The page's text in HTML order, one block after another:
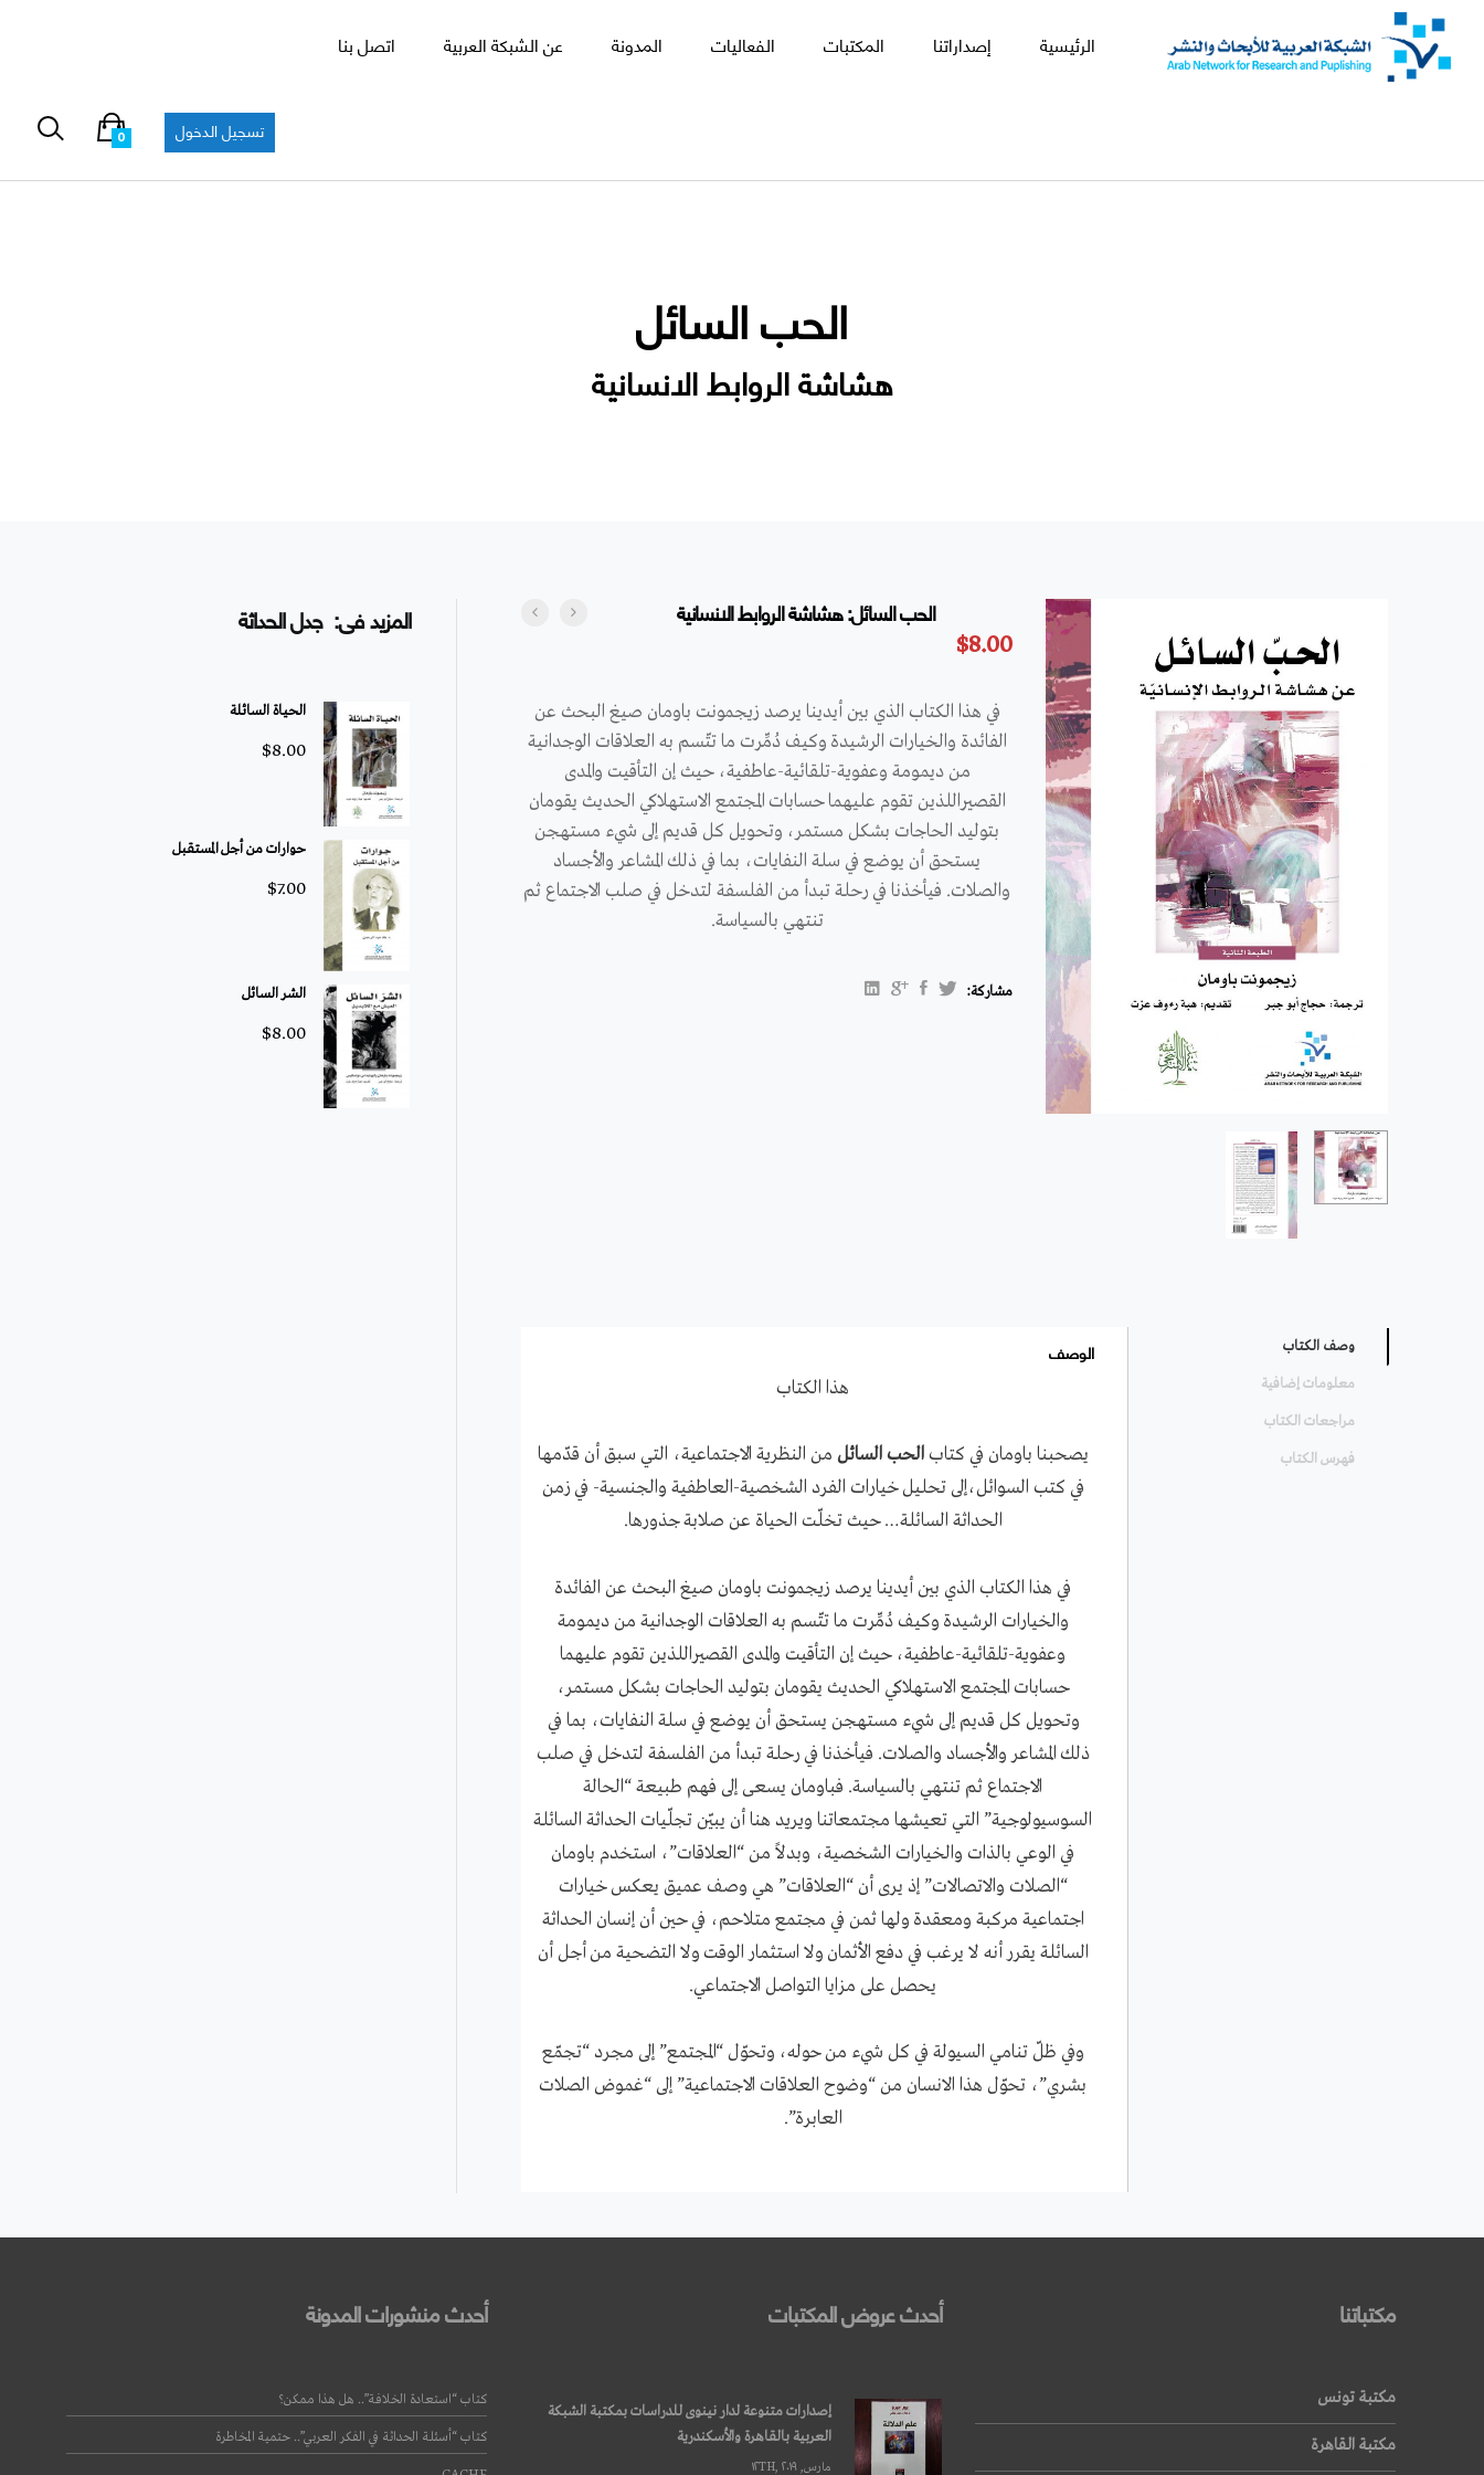
الرئيسية إصداراتنا المكتبات الفعاليات المدونة عن الشبكة العربية اتصل بنا
تسجيل الدخول 0
الحب السائل
هشاشة الروابط الانسانية
الحب السائل: هشاشة الروابط الانسانية
$8.00
في هذا الكتاب الذي بين أيدينا يرصد زيجمونت باومان صيغ البحث عن
الفائدة والخيارات الرشيدة وكيف دُمِّرت ما تتّسم به العلاقات الوجدانية
من ديمومة وعفوية-تلقائية-عاطفية، حيث إن التأقيت والمدى
القصيراللذين تقوم عليهما حسابات المجتمع الاستهلاكي الحديث يقومان
بتوليد الحاجات بشكل مستمر، وتحويل كل قديم إلى شيء مستهجن
يستحق أن يوضع في سلة النفايات، بما في ذلك المشاعر والأجساد
والصلات. فيأخذنا في رحلة تبدأ من الفلسفة لتدخل في صلب الاجتماع ثم
تنتهي بالسياسة.
مشاركة:
وصف الكتاب
معلومات إضافية
مراجعات الكتاب
فهرس الكتاب
الوصف
هذا الكتاب
يصحبنا باومان في كتابالحب السائل من النظرية الاجتماعية، التي سبق أن قدّمها
في كتب السوائل،إلى تحليل خيارات الفرد الشخصية-العاطفية والجنسية- في زمن
الحداثة السائلة… حيث تخلّت الحياة عن صلابة جذورها.
في هذا الكتاب الذي بين أيدينا يرصد زيجمونت باومان صيغ البحث عن الفائدة
والخيارات الرشيدة وكيف دُمِّرت ما تتّسم به العلاقات الوجدانية من ديمومة
وعفوية-تلقائية-عاطفية، حيث إن التأقيت والمدى القصيراللذين تقوم عليهما
حسابات المجتمع الاستهلاكي الحديث يقومان بتوليد الحاجات بشكل مستمر،
وتحويل كل قديم إلى شيء مستهجن يستحق أن يوضع في سلة النفايات، بما في
ذلك المشاعر والأجساد والصلات. فيأخذنا في رحلة تبدأ من الفلسفة لتدخل في صلب
الاجتماع ثم تنتهي بالسياسة. فباومان يسعى إلى فهم طبيعة “الحالة
السوسيولوجية” التي تعيشها مجتمعاتنا ويريد هنا أن يبيّن تجلّيات الحداثة السائلة
في الوعي بالذات والخيارات الشخصية، وبدلاً من “العلاقات”، استخدم باومان
“الصلات والاتصالات” إذ يرى أن “العلاقات” هي وصف عميق يعكس خيارات
اجتماعية مركبة ومعقدة ولها ثمن في مجتمع متلاحم، في حين أن إنسان الحداثة
السائلة يقرر أنه لا يرغب في دفع الأثمان ولا استثمار الوقت ولا التضحية من أجل أن
يحصل على مزايا التواصل الاجتماعي.
وفي ظلّ تنامي السيولة في كل شيء من حوله، وتحوّل “المجتمع” إلى مجرد “تجمّع
بشري”، تحوّل هذا الانسان من “وضوح العلاقات الاجتماعية” إلى “غموض الصلات
العابرة”.
المزيد فى: جدل الحداثة
الحياة السائلة
$8.00
حوارات من أجل المستقبل
$7.00
الشر السائل
$8.00
أحدث منشورات المدونة
كتاب “استعادة الخلافة”.. هل هذا ممكن؟
كتاب “أسئلة الحداثة في الفكر العربي”.. حتمية المخاطرة
أحدث عروض المكتبات
إصدارات متنوعة لدار نينوى للدراسات بمكتبة الشبكة
العربية بالقاهرة والأسكندرية
مارس, ۱۲TH, ۲۰۱۹
مكتباتنا
مكتبة تونس
مكتبة القاهرة